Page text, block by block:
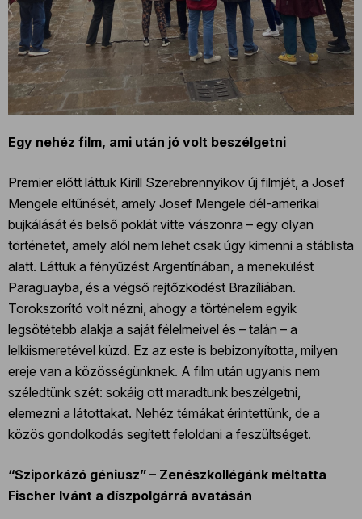
Egy nehéz film, ami után jó volt beszélgetni
Premier előtt láttuk Kirill Szerebrennyikov új filmjét, a Josef
Mengele eltűnését, amely Josef Mengele dél-amerikai
bujkálását és belső poklát vitte vászonra – egy olyan
történetet, amely alól nem lehet csak úgy kimenni a stáblista
alatt. Láttuk a fényűzést Argentínában, a menekülést
Paraguayba, és a végső rejtőzködést Brazíliában.
Torokszorító volt nézni, ahogy a történelem egyik
legsötétebb alakja a saját félelmeivel és – talán – a
lelkiismeretével küzd. Ez az este is bebizonyította, milyen
ereje van a közösségünknek. A film után ugyanis nem
széledtünk szét: sokáig ott maradtunk beszélgetni,
elemezni a látottakat. Nehéz témákat érintettünk, de a
közös gondolkodás segített feloldani a feszültséget.
“Sziporkázó géniusz” – Zenészkollégánk méltatta
Fischer Ivánt a díszpolgárrá avatásán